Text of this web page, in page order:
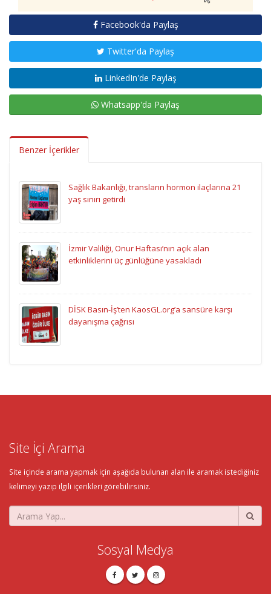
Facebook'da Paylaş
Twitter'da Paylaş
LinkedIn'de Paylaş
Whatsapp'da Paylaş
Benzer İçerikler
Sağlık Bakanlığı, transların hormon ilaçlarına 21
yaş sınırı getirdi
İzmir Valiliği, Onur Haftası’nın açık alan
etkinliklerini üç günlüğüne yasakladı
DİSK Basın-İş’ten KaosGL.org’a sansüre karşı
dayanışma çağrısı
Site İçi Arama
Site içinde arama yapmak için aşağıda bulunan alan ile aramak istediğiniz
kelimeyi yazıp ilgili içerikleri görebilirsiniz.
Sosyal Medya